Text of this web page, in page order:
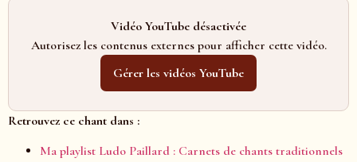
Vidéo YouTube désactivée
Autorisez les contenus externes pour afficher cette vidéo.
Gérer les vidéos YouTube
Retrouvez ce chant dans :
Ma playlist Ludo Paillard : Carnets de chants traditionnels